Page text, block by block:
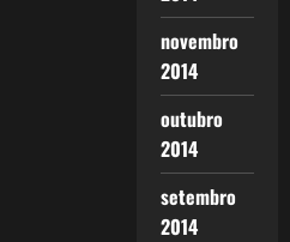
novembro
2014
outubro
2014
setembro
2014